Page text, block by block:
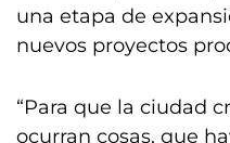
una etapa de
nuevos proyectos
“Para que la ciudad
ocurran cosas, que